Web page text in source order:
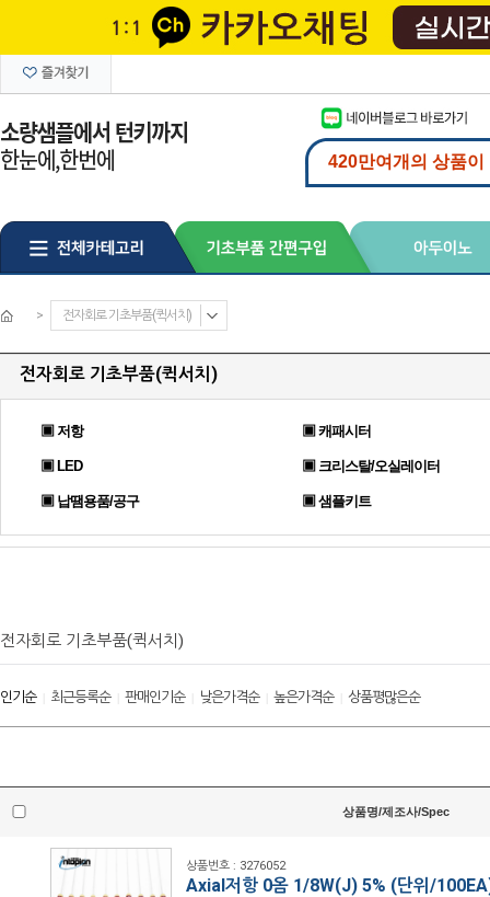
> 전자회로 기초부품(퀵서치)
전자회로 기초부품(퀵서치)
▣ 저항 ▣ 캐패시터
▣ LED ▣ 크리스탈/오실레이터
▣ 납땜용품/공구 ▣ 샘플키트
전자회로 기초부품(퀵서치)
인기순| 최근등록순| 판매인기순| 낮은가격순| 높은가격순| 상품평많은순
상품명/제조사/Spec
상품번호 : 3276052
Axial저항 0옴 1/8W(J) 5% (단위/